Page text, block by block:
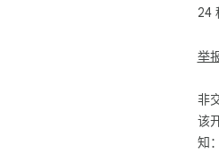
举
24
非
该
知